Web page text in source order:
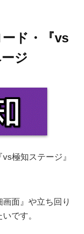
ド・『vs
ジ
vs極知ステージ』
面』や立ち回り
です。